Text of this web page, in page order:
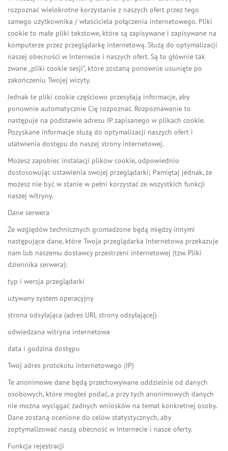
rozpoznać wielokrotne korzystanie z naszych ofert przez tego
samego użytkownika / właściciela połączenia internetowego. Pliki
cookie to małe pliki tekstowe, które są zapisywane i zapisywane na
komputerze przez przeglądarkę internetową. Służą do optymalizacji
naszej obecności w Internecie i naszych ofert. Są to głównie tak
zwane „pliki cookie sesji”, które zostaną ponownie usunięte po
zakończeniu Twojej wizyty.
Jednak te pliki cookie częściowo przesyłają informacje, aby
ponownie automatycznie Cię rozpoznać. Rozpoznawanie to
następuje na podstawie adresu IP zapisanego w plikach cookie.
Pozyskane informacje służą do optymalizacji naszych ofert i
ułatwienia dostępu do naszej strony internetowej.
Możesz zapobiec instalacji plików cookie, odpowiednio
dostosowując ustawienia swojej przeglądarki; Pamiętaj jednak, że
możesz nie być w stanie w pełni korzystać ze wszystkich funkcji
naszej witryny.
Dane serwera
Ze względów technicznych gromadzone będą między innymi
następujące dane, które Twoja przeglądarka internetowa przekazuje
nam lub naszemu dostawcy przestrzeni internetowej (tzw. Pliki
dziennika serwera):
typ i wersja przeglądarki
używany system operacyjny
strona odsyłająca (adres URL strony odsyłającej)
odwiedzana witryna internetowa
data i godzina dostępu
Twój adres protokołu internetowego (IP)
Te anonimowe dane będą przechowywane oddzielnie od danych
osobowych, które mogłeś podać, a przy tych anonimowych danych
nie można wyciągać żadnych wniosków na temat konkretnej osoby.
Dane zostaną ocenione do celów statystycznych, aby
zoptymalizować naszą obecność w Internecie i nasze oferty.
Funkcja rejestracji